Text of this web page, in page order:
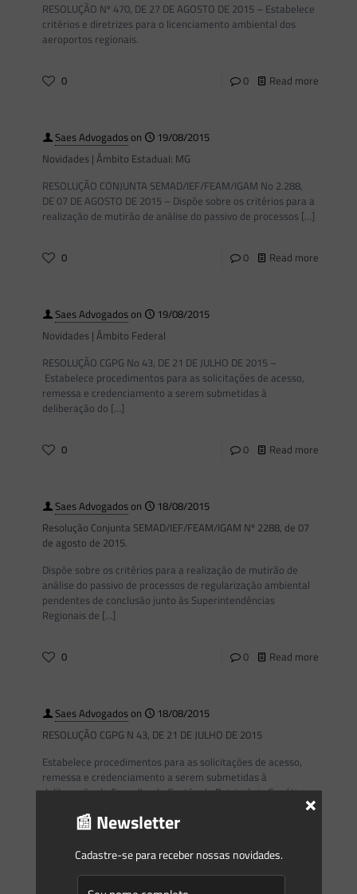
RESOLUÇÃO Nº 470, DE 27 DE AGOSTO DE 2015 – Estabelece
critérios e diretrizes para o licenciamento ambiental dos
aeroportos regionais.
0 0 Read more
Saes Advogadoson
19/08/2015
Novidades | Âmbito Estadual: MG
RESOLUÇÃO CONJUNTA SEMAD/IEF/FEAM/IGAM No 2.288,
DE 07 DE AGOSTO DE 2015 – Dispõe sobre os critérios para a
realização de mutirão de análise do passivo de processos […]
0 0 Read more
Saes Advogadoson
19/08/2015
Novidades | Âmbito Federal
RESOLUÇÃO CGPG No 43, DE 21 DE JULHO DE 2015 –
Estabelece procedimentos para as solicitações de acesso,
remessa e credenciamento a serem submetidas à
deliberação do […]
0 0 Read more
Saes Advogadoson
18/08/2015
Resolução Conjunta SEMAD/IEF/FEAM/IGAM Nº 2288, de 07
de agosto de 2015.
Dispõe sobre os critérios para a realização de mutirão de
análise do passivo de processos de regularização ambiental
pendentes de conclusão junto às Superintendências
Regionais de […]
0 0 Read more
Saes Advogadoson
18/08/2015
RESOLUÇÃO CGPG N 43, DE 21 DE JULHO DE 2015
Estabelece procedimentos para as solicitações de acesso,
remessa e credenciamento a serem submetidas à
deliberação do Conselho de Gestão do Patrimônio Genético;
Read more
📰 Newsletter
Cadastre-se para receber nossas novidades.
×